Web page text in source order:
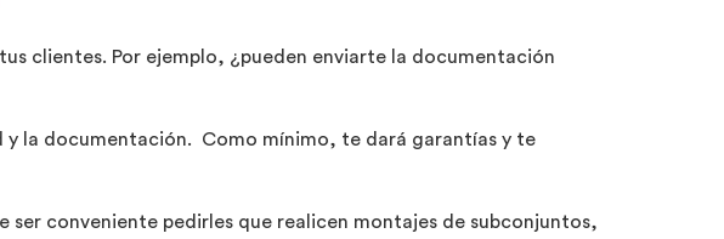
clientes. Por ejemplo, ¿pueden enviarte la documentación
y la documentación. Como mínimo, te dará garantías y te
conveniente pedirles que realicen montajes de subconjuntos,